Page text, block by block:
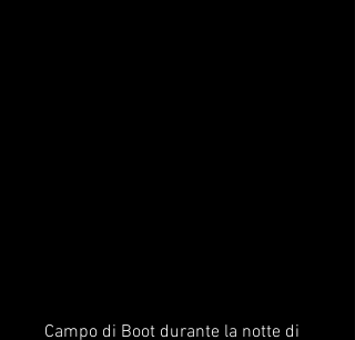
Campo di Boot durante la notte di